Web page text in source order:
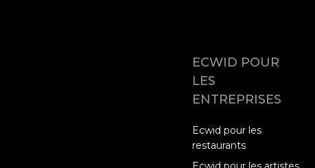
ECWID POUR
LES
ENTREPRISES
Ecwid pour les
restaurants